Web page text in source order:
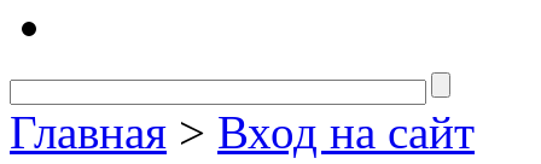
Главная > Вход на сайт